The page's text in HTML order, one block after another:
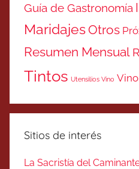
Guía de Gastronomía
MaridajesOtros
Resumen Mensual
Tintos Utensilios Vino
Sitios de interés
La Sacristía del